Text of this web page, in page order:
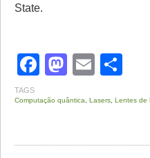
State.
Facebook
Email
TAGS
Computação quântica Lasers Lentes de